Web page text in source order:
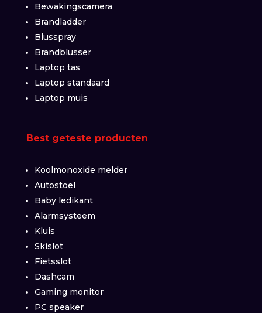
Bewakingscamera
Brandladder
Blusspray
Brandblusser
Laptop tas
Laptop standaard
Laptop muis
Best geteste producten
Koolmonoxide melder
Autostoel
Baby ledikant
Alarmsysteem
Kluis
Skislot
Fietsslot
Dashcam
Gaming monitor
PC speaker